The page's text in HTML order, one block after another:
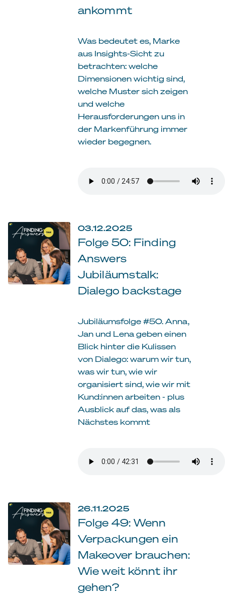
ankommt
Was bedeutet es, Marke
aus Insights-Sicht zu
betrachten: welche
Dimensionen wichtig sind,
welche Muster sich zeigen
und welche
Herausforderungen uns in
der Markenführung immer
wieder begegnen.
03.12.2025
Folge 50: Finding
Answers
Jubiläumstalk:
Dialego backstage
Jubiläumsfolge #50. Anna,
Jan und Lena geben einen
Blick hinter die Kulissen
von Dialego: warum wir tun,
was wir tun, wie wir
organisiert sind, wie wir mit
Kund:innen arbeiten - plus
Ausblick auf das, was als
Nächstes kommt
26.11.2025
Folge 49: Wenn
Verpackungen ein
Makeover brauchen:
Wie weit könnt ihr
gehen?